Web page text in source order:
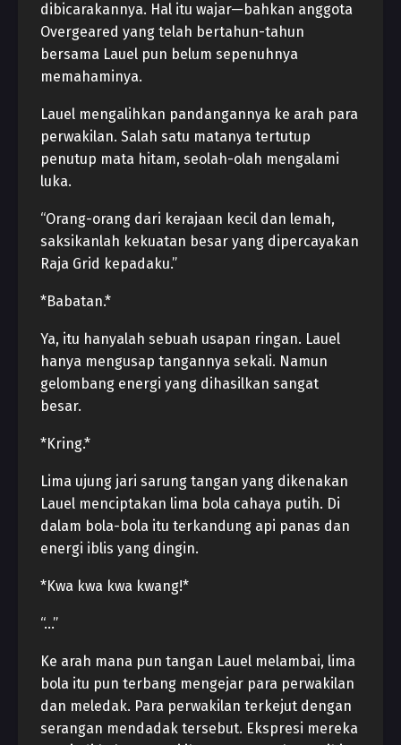
dibicarakannya. Hal itu wajar—bahkan anggota
Overgeared yang telah bertahun-tahun
bersama Lauel pun belum sepenuhnya
memahaminya.
Lauel mengalihkan pandangannya ke arah para
perwakilan. Salah satu matanya tertutup
penutup mata hitam, seolah-olah mengalami
luka.
“Orang-orang dari kerajaan kecil dan lemah,
saksikanlah kekuatan besar yang dipercayakan
Raja Grid kepadaku.”
*Babatan.*
Ya, itu hanyalah sebuah usapan ringan. Lauel
hanya mengusap tangannya sekali. Namun
gelombang energi yang dihasilkan sangat
besar.
*Kring.*
Lima ujung jari sarung tangan yang dikenakan
Lauel menciptakan lima bola cahaya putih. Di
dalam bola-bola itu terkandung api panas dan
energi iblis yang dingin.
*Kwa kwa kwa kwang!*
“…”
Ke arah mana pun tangan Lauel melambai, lima
bola itu pun terbang mengejar para perwakilan
dan meledak. Para perwakilan terkejut dengan
serangan mendadak tersebut. Ekspresi mereka